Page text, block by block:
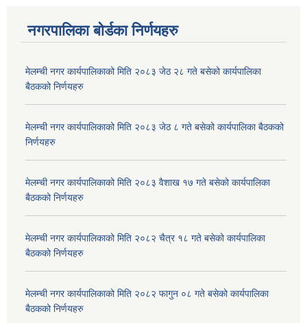
नगरपालिका बोर्डका निर्णयहरु
मेलम्ची नगर कार्यपालिकाको मिति २०८३ जेठ २८ गते बसेको कार्यपालिका
बैठकको निर्णयहरु
मेलम्ची नगर कार्यपालिकाको मिति २०८३ जेठ ८ गते बसेको कार्यपालिका बैठकको
निर्णयहरु
मेलम्ची नगर कार्यपालिकाको मिति २०८३ वैशाख १७ गते बसेको कार्यपालिका
बैठकको निर्णयहरु
मेलम्ची नगर कार्यपालिकाको मिति २०८२ चैत्र १८ गते बसेको कार्यपालिका
बैठकको निर्णयहरु
मेलम्ची नगर कार्यपालिकाको मिति २०८२ फागुन ०८ गते बसेको कार्यपालिका
बैठकको निर्णयहरु